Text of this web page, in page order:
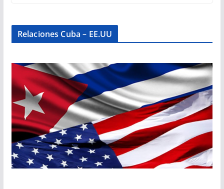
Relaciones Cuba – EE.UU